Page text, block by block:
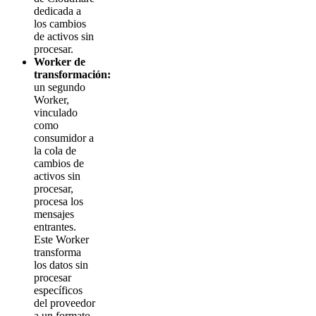
dedicada a
los cambios
de activos sin
procesar.
Worker de
transformación:
un segundo
Worker,
vinculado
como
consumidor a
la cola de
cambios de
activos sin
procesar,
procesa los
mensajes
entrantes.
Este Worker
transforma
los datos sin
procesar
específicos
del proveedor